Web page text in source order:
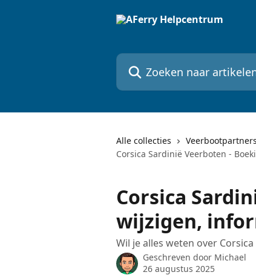
Zoeken naar artikelen ...
Alle collecties
Veerbootpartners
Corsica Sardinië Veerboten -
Corsica
wijzigen,
Wil je alles weten over
Geschreven door Michael
26 augustus 2025